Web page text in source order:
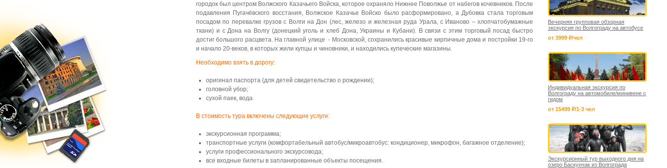
городок был центром Волжского Казачьего Войска, которое охраняло Нижнее Поволжье от набегов кочевников. После
подавления Пугачёвского восстания, Волжское Казачье Войско было расформировано, а Дубовка стала торговым
посадом по перевалке грузов с Волги на Дон (лес, железо и железная руда Урала, с Иваново – хлопчатобумажные
ткани) и с Дона на Волгу (донецкий уголь и хлеб Дона, Украины и Кубани). В связи с этим торговый посад быстро
достиг большого расцвета. На главной улице - Московской, сохранились красивые кирпичные дома и постройки 19-го
и начало 20-веков, в которых жили купцы и чиновники, и находились купеческие магазины.
Необходимо взять в дорогу:
оригинал паспорта (для детей свидетельство о рождении);
головной убор;
сухой паек, вода.
В стоимость тура включены следующие услуги:
экскурсионная программа;
транспортные услуги (комфортабельный автобус/микроавтобус: кондиционер, микрофон, багажное отделение);
услуги профессионального экскурсовода;
все входные билеты в запланированные объекты посещения.
Вечерняя групповая обзорная
экскурсия по Волгограду на автобусе
от 3999 ₽/чел
Индивидуальная экскурсия по
Волгограду на автомобиле/минивене с
гидом
от 15499 ₽/1-3 чел
Экскурсионный тур выходного дня на
озеро Баскунчак из Волгограда